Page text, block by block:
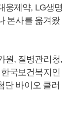
웅제약, LG생명
본사를 옮겨왔
원, 질병관리청,
국보건복지인
단 바이오 클러